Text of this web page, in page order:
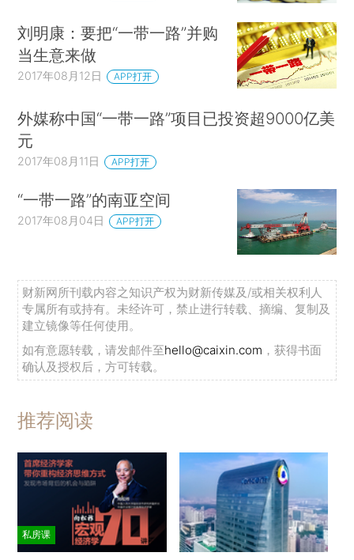
刘明康：要把“一带一路”并购
当生意来做
2017年08月12日 APP打开
外媒称中国“一带一路”项目已投资超9000亿美
元
2017年08月11日 APP打开
“一带一路”的南亚空间
2017年08月04日 APP打开
财新网所刊载内容之知识产权为财新传媒及/或相关权利人
专属所有或持有。未经许可，禁止进行转载、摘编、复制及
建立镜像等任何使用。
如有意愿转载，请发邮件至hello@caixin.com ，获得书面
确认及授权后，方可转载。
推荐阅读
私房课